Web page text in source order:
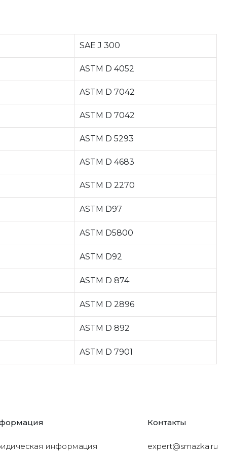
SAE J 300
ASTM D 4052
ASTM D 7042
ASTM D 7042
ASTM D 5293
ASTM D 4683
ASTM D 2270
ASTM D97
ASTM D5800
ASTM D92
ASTM D 874
ASTM D 2896
ASTM D 892
ASTM D 7901
информация
Контакты
expert@smazka.ru